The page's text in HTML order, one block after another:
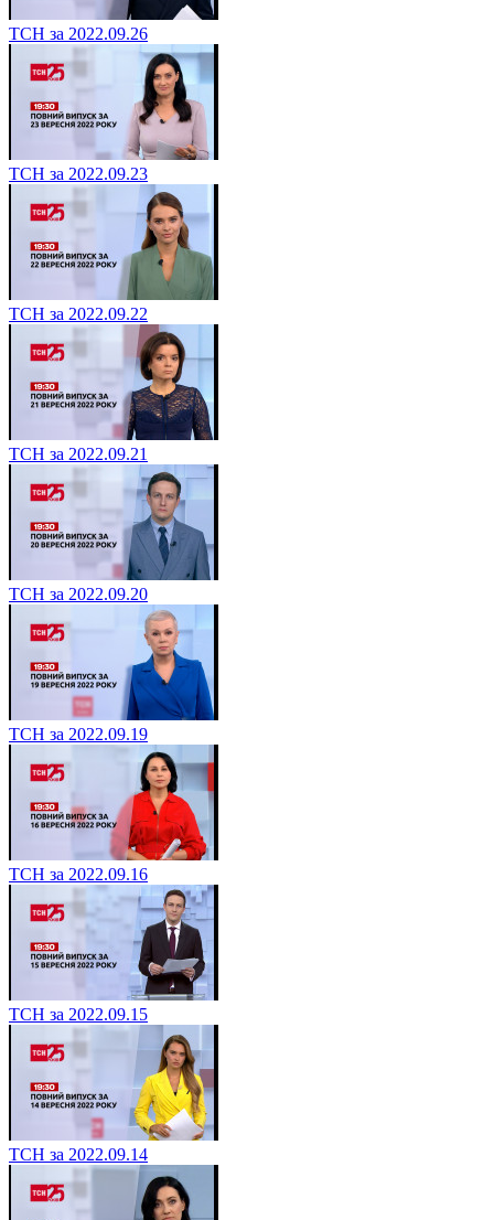
ТСН за 2022.09.26
ТСН за 2022.09.23
ТСН за 2022.09.22
ТСН за 2022.09.21
ТСН за 2022.09.20
ТСН за 2022.09.19
ТСН за 2022.09.16
ТСН за 2022.09.15
ТСН за 2022.09.14